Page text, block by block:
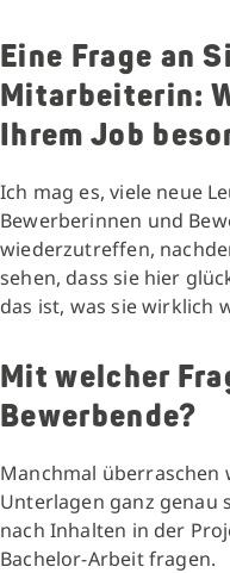
Eine Frage an
Mitarbeiterin:
Ihrem Job
Ich mag es, viele neue
Bewerberinnen und
wiederzutreffen,
sehen, dass sie hier
das ist, was sie wirklich
Mit welcher
Bewerbende?
Manchmal
Unterlagen ganz genau
nach Inhalten in der
Bachelor-Arbeit fragen.